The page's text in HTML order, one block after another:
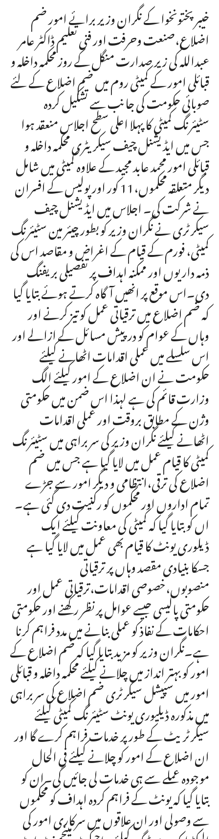
خیبر پختونخوا کے نگران وزیر برائے امور ضم
اضلاع،صنعت وحرفت اور فنی تعلیم ڈاکٹر عامر
عبداللہ کی زیر صدارت منگل کے روز محکمہ داخلہ و
قبائلی امور کے کمیٹی روم میں ضم اضلاع کے لئے
صوبائی حکومت کی جانب سے تشکیل کردہ
سٹیئرنگ کمیٹی کا پہلا اعلی سطح اجلاس منعقد ہوا
جس میں ایڈیشنل چیف سیکریٹری محکمہ داخلہ و
قبائلی امور محمد عابد مجید کے علاوہ کمیٹی میں شامل
دیگر متعلقہ محکموں،11 کور اور پولیس کے افسران
نے شرکت کی۔ اجلاس میں ایڈیشنل چیف
سیکرٹری نے نگران وزیر کو بطور چیئر مین سٹیئرنگ
کمیٹی، فورم کے قیام کے اغراض و مقاصد اس کی
ذمہ داریوں اور ممکنہ اہداف پر تفصیلی بریفنگ
دی۔اس موقع پر انھیں آگاہ کرتے ہوئے بتایا گیا
کہ ضم اضلاع میں ترقیاتی عمل کو تیز کرنے اور
وہاں کے عوام کو درپیش مسائل کے ازالے اور
اس سلسلے میں عملی اقدامات اٹھانے کیلئے
حکومت نے ان اضلاع کے امور کیلئے الگ
وزارت قائم کی ہے لہذا اس ضمن میں حکومتی
وژن کے مطابق بروقت اور عملی اقدامات
اٹھانے کیلئے نگران وزیر کی سربراہی میں سٹیئرنگ
کمیٹی کا قیام عمل میں لایا گیا ہے جس میں ضم
اضلاع کی ترقی،انتظامی و دیگر امور سے جڑے
تمام اداروں اور محکموں کو رکنیت دی گئی ہے۔
اں کو بتایا گیا کہ کمیٹی کی معاونت کیلئے ایک
ڈیلوری یونٹ کا قیام بھی عمل میں لایا گیا ہے
جسکا بنیادی مقصد وہاں پر ترقیاتی
منصوبوں،خصوصی اقدامات،ترقیاتی عمل اور
حکومتی پالیسی جیسے عوامل پر نظر رکھنے اور حکومتی
احکامات کے نفاذ کو عملی بنانے میں مدد فراہم کرنا
ہے۔نگران وزیر کو مزید بتایا گیا کہ ضم اضلاع کے
امور کو بہتر انداز میں چلانے کیلئے محکمہ داخلہ و قبائلی
امور میں سپیشل سیکرٹری ضم اضلاع کی سربراہی
میں مذکورہ ڈیلیوری یونٹ سٹیئرنگ کمیٹی کیلئے
سیکرٹریٹ کے طور پر خدمات فراہم کرے گا اور
ان اضلاع کے امور کو چلانے کیلئے فی الحال
موجودہ عملے سے ہی خدمات لی جائیں گی۔ان کو
بتایا گیا کہ یونٹ کے فراہم کردہ اہداف کو محکموں
سے وصولی اور ان علاقوں میں سرکاری امور کی